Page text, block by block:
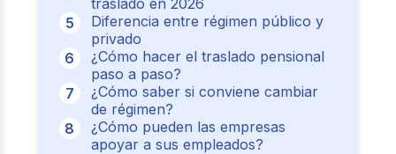
Diferencia entre régimen público y
privado
¿Cómo hacer el traslado pensional
paso a paso?
¿Cómo saber si conviene cambiar
de régimen?
¿Cómo pueden las empresas
apoyar a sus empleados?